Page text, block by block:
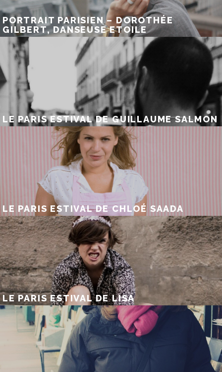
PORTRAIT PARISIEN – DOROTHÉE
GILBERT, DANSEUSE ETOILE
LE PARIS ESTIVAL DE GUILLAUME SALMON
LE PARIS ESTIVAL DE CHLOÉ SAADA
LE PARIS ESTIVAL DE LISA